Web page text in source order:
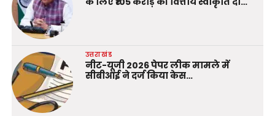
उत्तराखंड
नीट-यूजी 2026 पेपर लीक मामले में
सीबीआई ने दर्ज किया केस…